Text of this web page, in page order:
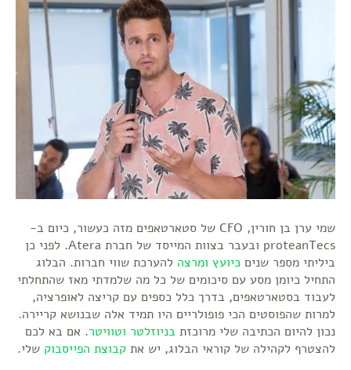
שמי ערן בן חורין, CFO של סטארטאפים מזה כעשור, כיום ב-
proteanTecs ובעבר בצוות המייסד של חברת Atera. לפני כן
ביליתי מספר שנים כיועץ ומרצה להערכת שווי חברות. הבלוג
התחיל כיומן מסע עם סיכומים של כל מה שלמדתי מאז שהתחלתי
לעבוד בסטארטאפים, בדרך כלל כספים עם קריצה לאופרציה,
למרות שהפוסטים הכי פופולריים היו תמיד אלה שבנושא קריירה.
נכון להיום הכתיבה שלי מרוכזת בניוזלטר וטוויטר. אם בא לכם
להצטרף לקהילה של קוראי הבלוג, יש את קבוצת הפייסבוק שלי.